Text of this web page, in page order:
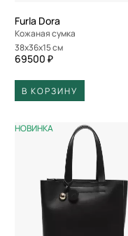
Furla Dora
Кожаная сумка
38x36x15 см
69500 ₽
В КОРЗИНУ
НОВИНКА